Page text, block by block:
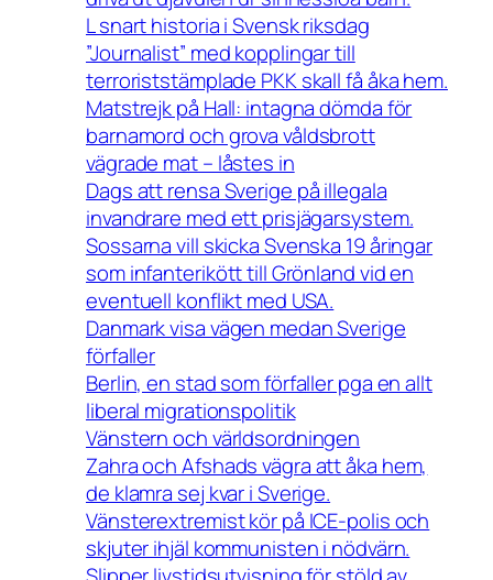
L snart historia i Svensk riksdag
”Journalist” med kopplingar till
terroriststämplade PKK skall få åka hem.
Matstrejk på Hall: intagna dömda för
barnamord och grova våldsbrott
vägrade mat – låstes in
Dags att rensa Sverige på illegala
invandrare med ett prisjägarsystem.
Sossarna vill skicka Svenska 19 åringar
som infanterikött till Grönland vid en
eventuell konflikt med USA.
Danmark visa vägen medan Sverige
förfaller
Berlin, en stad som förfaller pga en allt
liberal migrationspolitik
Vänstern och världsordningen
Zahra och Afshads vägra att åka hem,
de klamra sej kvar i Sverige.
Vänsterextremist kör på ICE-polis och
skjuter ihjäl kommunisten i nödvärn.